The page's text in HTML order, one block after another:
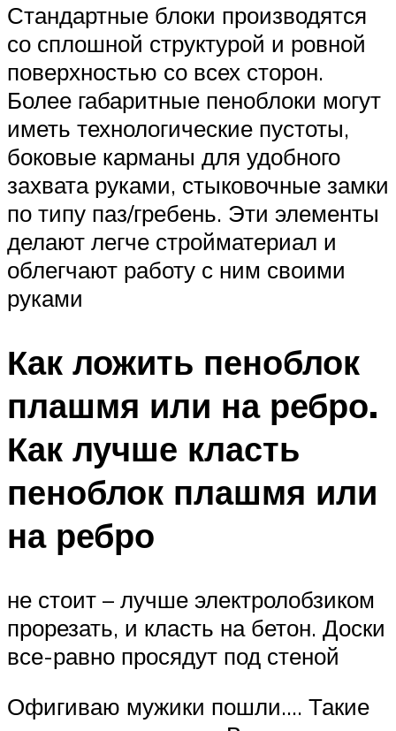
Стандартные блоки производятся
со сплошной структурой и ровной
поверхностью со всех сторон.
Более габаритные пеноблоки могут
иметь технологические пустоты,
боковые карманы для удобного
захвата руками, стыковочные замки
по типу паз/гребень. Эти элементы
делают легче стройматериал и
облегчают работу с ним своими
руками
Как ложить пеноблок
плашмя или на ребро.
Как лучше класть
пеноблок плашмя или
на ребро
не стоит – лучше электролобзиком
прорезать, и класть на бетон. Доски
все-равно просядут под стеной
Офигиваю мужики пошли…. Такие